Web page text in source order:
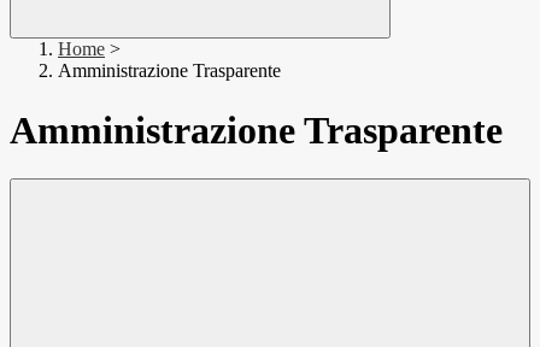
Home >
Amministrazione Trasparente
Amministrazione Trasparente